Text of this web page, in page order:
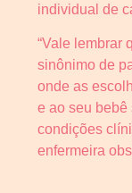
individual de
“Vale lembrar
sinônimo de
onde as
e ao seu bebê
condições
enfermeira